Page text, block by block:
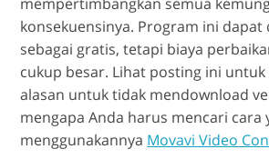
konsekuensinya. Program ini dapat
sebagai gratis, tetapi biaya
cukup besar. Lihat posting ini
alasan untuk tidak mendownload
mengapa Anda harus mencari cara
menggunakannya Movavi Video